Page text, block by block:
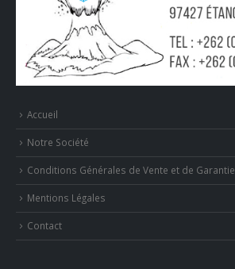
Accueil
Notre Société
Conditions Générales de Vente et de Garantie
Mentions Légales
Contact